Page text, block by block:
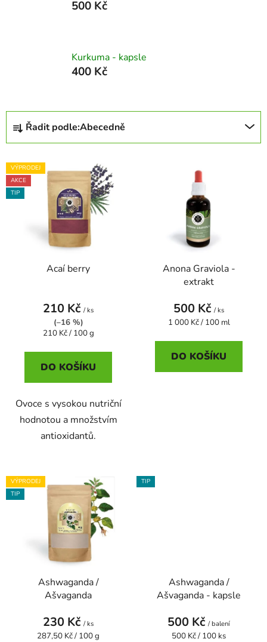
500 Kč
Kurkuma - kapsle
400 Kč
Ř
z
e
n
í
Řadit podle:Abecedně
V
ý
p
VÝPRODEJ
AKCE
TIP
Acaí berry
210 Kč / ks
(–16 %)
Měrná
210 Kč / 100 g
DO KOŠÍKU
Ovoce s vysokou nutriční
hodnotou a množstvím
antioxidantů.
Anona Graviola -
extrakt
500 Kč / ks
Měrná
1 000 Kč / 100 ml
DO KOŠÍKU
VÝPRODEJ
TIP
Ashwaganda /
Ašvaganda
230 Kč / ks
Měrná
287,50 Kč / 100 g
TIP
Ashwaganda /
Ašvaganda - kapsle
500 Kč / balení
Měrná
500 Kč / 100 ks